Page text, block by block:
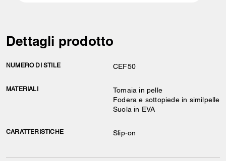
Dettagli prodotto
NUMERO DI STILE CEF50
MATERIALI
Tomaia in pelle
Fodera e sottopiede in similpelle
Suola in EVA
CARATTERISTICHE Slip-on